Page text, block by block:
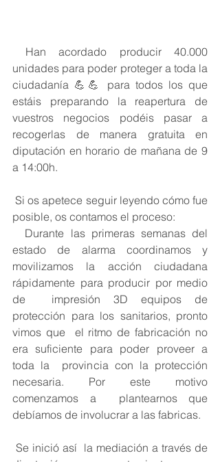
unidades para poder proteger a toda la
ciudadanía 💪💪 para todos los que
estáis preparando la reapertura de
vuestros negocios podéis pasar a
recogerlas de manera gratuita en
diputación en horario de mañana de 9
a 14:00h.
Si os apetece seguir leyendo cómo fue
posible, os contamos el proceso:
estado de alarma coordinamos y
movilizamos la acción ciudadana
rápidamente para producir por medio
de  impresión 3D equipos de
protección para los sanitarios, pronto
vimos que  el ritmo de fabricación no
era suficiente para poder proveer a
toda la  provincia con la protección
necesaria. Por este motivo
comenzamos a  plantearnos que
debíamos de involucrar a las fabricas.